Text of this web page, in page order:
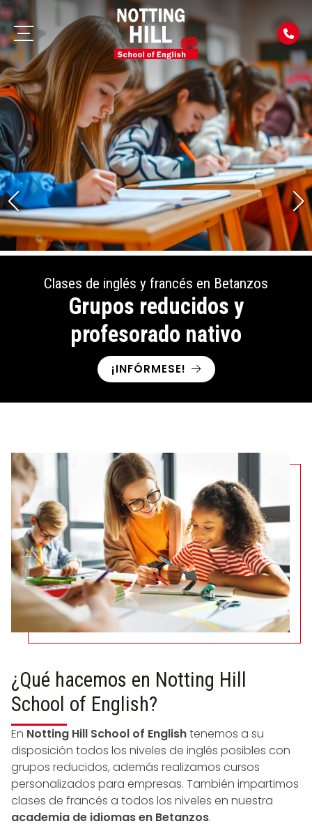
Clases de inglés y francés en Betanzos
Grupos reducidos y
profesorado nativo
¡INFÓRMESE!
¿Qué hacemos en Notting Hill
School of English?
En Notting Hill School of Englishtenemos a su
disposición todos los niveles de inglés posibles con
grupos reducidos, además realizamos cursos
personalizados para empresas. También impartimos
clases de francés a todos los niveles en nuestra
academia de idiomas en Betanzos.